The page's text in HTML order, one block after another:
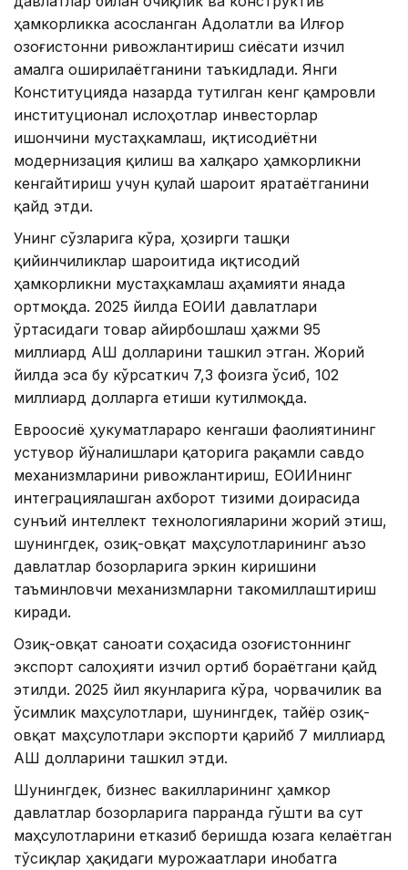
ҳамкорликка асосланган Адолатли ва Илғор
Қозоғистонни ривожлантириш сиёсати изчил
амалга оширилаётганини таъкидлади. Янги
Конституцияда назарда тутилган кенг қамровли
институционал ислоҳотлар инвесторлар
ишончини мустаҳкамлаш, иқтисодиётни
модернизация қилиш ва халқаро ҳамкорликни
кенгайтириш учун қулай шароит яратаётганини
қайд этди.
Унинг сўзларига кўра, ҳозирги ташқи
қийинчиликлар шароитида иқтисодий
ҳамкорликни мустаҳкамлаш аҳамияти янада
ортмоқда. 2025 йилда ЕОИИ давлатлари
ўртасидаги товар айирбошлаш ҳажми 95
миллиард АҚШ долларини ташкил этган. Жорий
йилда эса бу кўрсаткич 7,3 фоизга ўсиб, 102
миллиард долларга етиши кутилмоқда.
Евроосиё ҳукуматлараро кенгаши фаолиятининг
устувор йўналишлари қаторига рақамли савдо
механизмларини ривожлантириш, ЕОИИнинг
интеграциялашган ахборот тизими доирасида
сунъий интеллект технологияларини жорий этиш,
шунингдек, озиқ-овқат маҳсулотларининг аъзо
давлатлар бозорларига эркин киришини
таъминловчи механизмларни такомиллаштириш
киради.
Озиқ-овқат саноати соҳасида Қозоғистоннинг
экспорт салоҳияти изчил ортиб бораётгани қайд
этилди. 2025 йил якунларига кўра, чорвачилик ва
ўсимлик маҳсулотлари, шунингдек, тайёр озиқ-
овқат маҳсулотлари экспорти қарийб 7 миллиард
АҚШ долларини ташкил этди.
Шунингдек, бизнес вакилларининг ҳамкор
давлатлар бозорларига парранда гўшти ва сут
маҳсулотларини етказиб беришда юзага келаётган
тўсиқлар ҳақидаги мурожаатлари инобатга